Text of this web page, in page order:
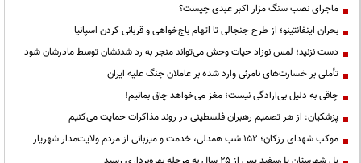
ماجرای نصب سنگ مزار اکبر عبدی چیست؟
بحران اینفانتینو؛ از طرح جنجالی تا اتهام باج‌خواهی و قربانی کردن اسپانیا
دست نزنید؛ لمس نوزاد حیات وحش می‌تواند منجر به رد شدنشان توسط مادرشان شود
تأملی بر خسارت‌های نامرئی وارد شده بر عاملان جنگ علیه ایران
چاقی به دلیل بی‌ارادگی نیست؛ مغز می‌خواهد چاق بمانیم!
پزشکیان: از هر تصمیم رهبران فلسطینی در روند مذاکرات حمایت می‌کنیم
موکب شهدای رزکان؛ ۱۵۲ شب همدلی، خدمت و میزبانی از مردم ولایت‌مدار شهریار